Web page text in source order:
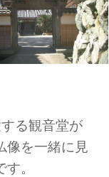
る観音堂が
像を一緒に見
。